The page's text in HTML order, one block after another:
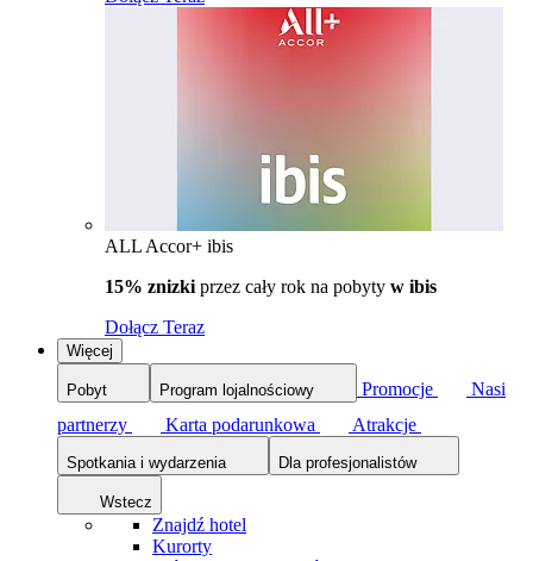
ALL Accor+ ibis
15% znizki przez cały rok na pobyty w ibis
Dołącz Teraz
Więcej
Pobyt Program lojalnościowy Promocje
Nasi
partnerzy
Karta podarunkowa Atrakcje
Spotkania i wydarzenia Dla profesjonalistów
Wstecz
Znajdź hotel
Kurorty